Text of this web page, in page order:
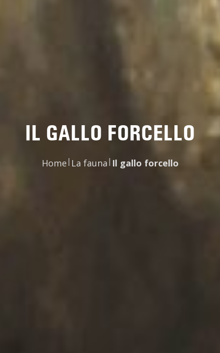
IL GALLO FORCELLO
Home| La fauna| Il gallo forcello